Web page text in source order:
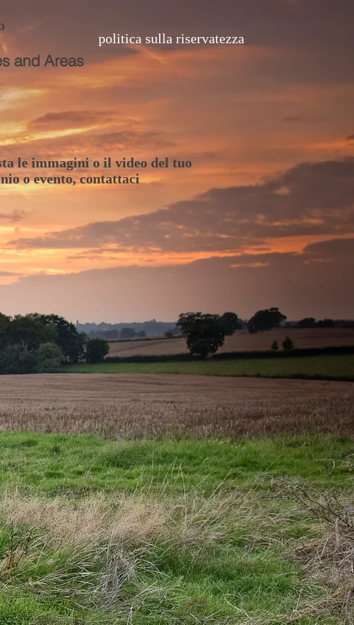
politica sulla riservatezza
and Areas
le immagini o il video del tuo
o evento, contattaci